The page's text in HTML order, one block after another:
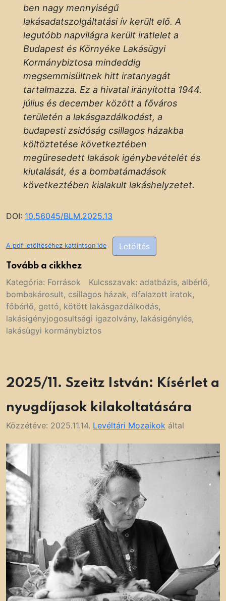
ben nagy mennyiségű
lakásadatszolgáltatási ív került elő. A
legutóbb napvilágra került iratlelet a
Budapest és Környéke Lakásügyi
Kormánybiztosa mindeddig
megsemmisültnek hitt iratanyagát
tartalmazza. Ez a hivatal irányította 1944.
július és december között a főváros
területén a lakásgazdálkodást, a
budapesti zsidóság csillagos házakba
költöztetése következtében
megüresedett lakások igénybevételét és
kiutalását, és a bombatámadások
következtében kialakult lakáshelyzetet.
DOI: 10.56045/BLM.2025.13
A pdf letöltéséhez kattintson ide Letöltés
Tovább a cikkhez
Kategória: Források Kulcsszavak: adatbázis, albérlő,
bombakárosult, csillagos házak, elfalazott iratok,
főbérlő, gettó, kötött lakásgazdálkodás,
lakásigényjogosultsági igazolvány, lakásigénylés,
lakásügyi kormánybiztos
2025/11. Szeitz István: Kísérlet a
nyugdíjasok kilakoltatására
Közzétéve: 2025.11.14. Levéltári Mozaikok által